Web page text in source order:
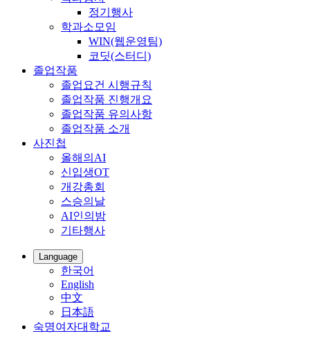
정기행사
학과소모임
WIN(웹운영팀)
코딧(스터디)
졸업작품
졸업요건 시행규칙
졸업작품 진행개요
졸업작품 유의사항
졸업작품 소개
사진첩
올해의AI
신입생OT
개강총회
스승의날
AI인의밤
기타행사
Language
한국어
English
中文
日本語
숙명여자대학교